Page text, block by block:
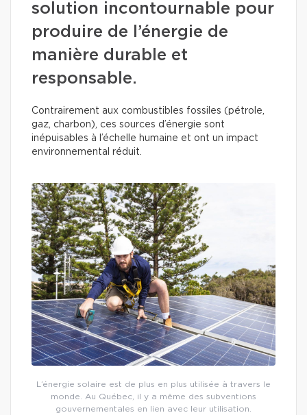
solution incontournable pour
produire de l’énergie de
manière durable et
responsable.
Contrairement aux combustibles fossiles (pétrole,
gaz, charbon), ces sources d’énergie sont
inépuisables à l’échelle humaine et ont un impact
environnemental réduit.
L’énergie solaire est de plus en plus utilisée à travers le
monde. Au Québec, il y a même des subventions
gouvernementales en lien avec leur utilisation.